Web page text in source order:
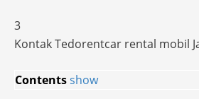
3
Kontak Tedorentcar rental mobil
Contentsshow